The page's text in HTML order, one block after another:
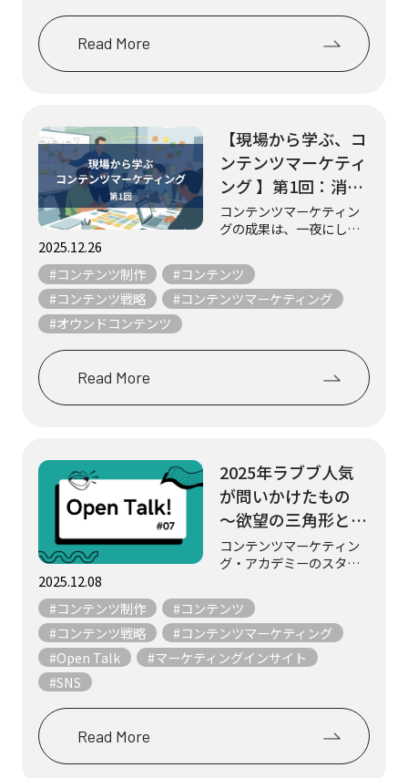
践者たちの声から...
Read More
2025.12.26
【現場から学ぶ、コ
ンテンツマーケティ
ング 】第1回：消費
者-農林水産業関係
者-農林水産省を結
『aff（あふ）』
（農林水産省）
コンテンツマーケティン
グの成果は、一夜にして
せん。 日々の試行錯誤、
チームの工夫、そして“伝
えたい”という想いの積み
重ねの中から形になりま
場から学ぶ、コン...
#コンテンツ制作
#コンテンツ
#コンテンツ戦略
#コンテンツマーケティング
#オウンドコンテンツ
Read More
2025.12.08
2025年ラブブ人気
が問いかけたもの
～欲望の三角形とコ
ンテンツマーケティ
ングの本質～
コンテンツマーケティン
グ・アカデミーのスタッ
やコンテンツにまつわる
テーマについて、気まま
にフリートークします。
「みんなが持っているか
ら欲しい」―その感情の
#コンテンツ制作
#コンテンツ
#コンテンツ戦略
#コンテンツマーケティング
#Open Talk
#マーケティングインサイト
#SNS
Read More